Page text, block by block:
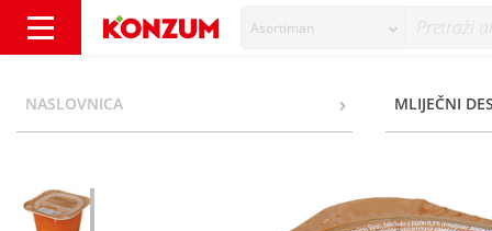
Asortiman
NASLOVNICA MLIJEČNI